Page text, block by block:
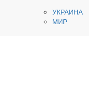
УКРАИНА
МИР